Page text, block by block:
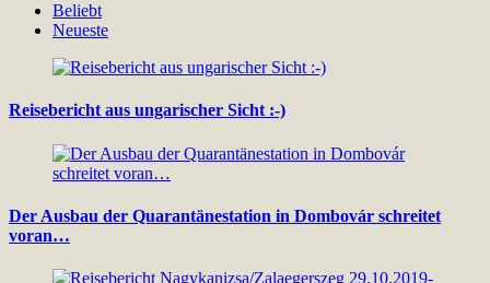
Beliebt
Neueste
Reisebericht aus ungarischer Sicht :-)
Der Ausbau der Quarantänestation in Dombovár schreitet
voran…